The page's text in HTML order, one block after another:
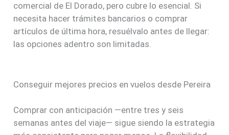
comercial de El Dorado, pero cubre lo esencial. Si
necesita hacer trámites bancarios o comprar
artículos de última hora, resuélvalo antes de llegar:
las opciones adentro son limitadas.
Conseguir mejores precios en vuelos desde Pereira
Comprar con anticipación —entre tres y seis
semanas antes del viaje— sigue siendo la estrategia